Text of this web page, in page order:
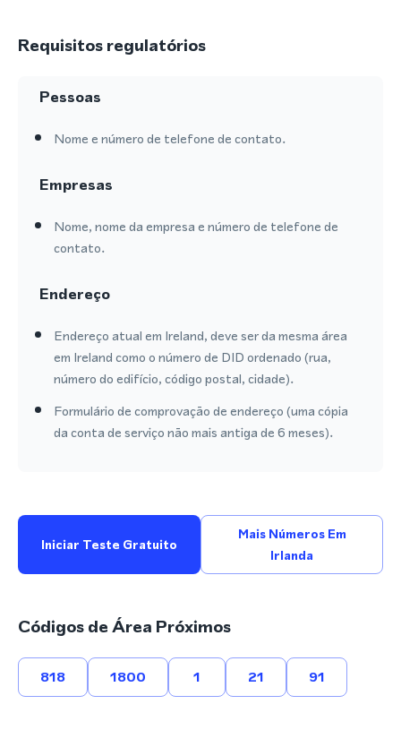
Requisitos regulatórios
Pessoas
Nome e número de telefone de contato.
Empresas
Nome, nome da empresa e número de telefone de
contato.
Endereço
Endereço atual em Ireland, deve ser da mesma área
em Ireland como o número de DID ordenado (rua,
número do edifício, código postal, cidade).
Formulário de comprovação de endereço (uma cópia
da conta de serviço não mais antiga de 6 meses).
Iniciar Teste Gratuito
Mais Números Em
Irlanda
Códigos de Área Próximos
818 1800 1 21 91